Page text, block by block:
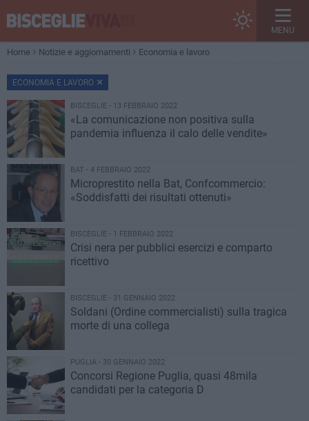
MENU
Home Notizie e aggiornamenti Economia e lavoro
ECONOMIA E LAVORO
BISCEGLIE - 13 FEBBRAIO 2022
«La comunicazione non positiva sulla
pandemia influenza il calo delle vendite»
BAT - 4 FEBBRAIO 2022
Microprestito nella Bat, Confcommercio:
«Soddisfatti dei risultati ottenuti»
BISCEGLIE - 1 FEBBRAIO 2022
Crisi nera per pubblici esercizi e comparto
ricettivo
BISCEGLIE - 31 GENNAIO 2022
Soldani (Ordine commercialisti) sulla tragica
morte di una collega
PUGLIA - 30 GENNAIO 2022
Concorsi Regione Puglia, quasi 48mila
candidati per la categoria D